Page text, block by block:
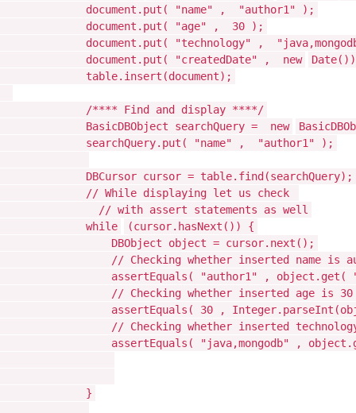
document.put(
"name" , "author1"
);
document.put(
"age" , 30
);
document.put(
"technology" ,
document.put(
"createdDate" , new
table.insert(document);
/**** Find and display ****/
BasicDBObject searchQuery =
new
searchQuery.put(
"name" , "author1" );
DBCursor cursor = table.find(searchQuery);
// While displaying let us check
// with assert statements as well
while
(cursor.hasNext()) {
DBObject object = cursor.next();
// Checking whether inserted name is
assertEquals(
"author1" , object.get(
// Checking whether inserted age is 30
assertEquals(
30
,
// Checking whether inserted
assertEquals(
"java,mongodb" ,
}